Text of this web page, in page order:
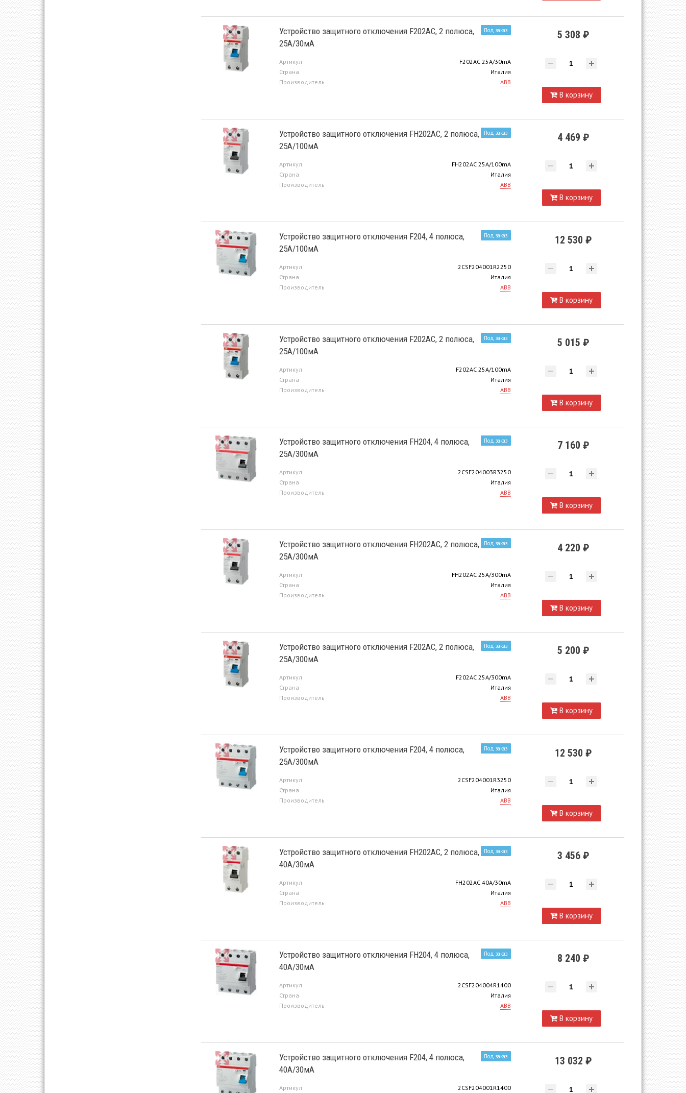
Под заказ
Устройство защитного отключения F202AC, 2 полюса,
25А/30мА
Артикул
F202AC 25A/30mA
Страна
Италия
Производитель
ABB
5 308 ₽
В корзину
Под заказ
Устройство защитного отключения FH202AC, 2 полюса,
25А/100мА
Артикул
FH202AC 25A/100mA
Страна
Италия
Производитель
ABB
4 469 ₽
В корзину
Под заказ
Устройство защитного отключения F204, 4 полюса,
25А/100мА
Артикул
2CSF204001R2250
Страна
Италия
Производитель
ABB
12 530 ₽
В корзину
Под заказ
Устройство защитного отключения F202AC, 2 полюса,
25А/100мА
Артикул
F202AC 25A/100mA
Страна
Италия
Производитель
ABB
5 015 ₽
В корзину
Под заказ
Устройство защитного отключения FH204, 4 полюса,
25А/300мА
Артикул
2CSF204003R3250
Страна
Италия
Производитель
ABB
7 160 ₽
В корзину
Под заказ
Устройство защитного отключения FH202AC, 2 полюса,
25А/300мА
Артикул
FH202AC 25A/300mA
Страна
Италия
Производитель
ABB
4 220 ₽
В корзину
Под заказ
Устройство защитного отключения F202AC, 2 полюса,
25А/300мА
Артикул
F202AC 25A/300mA
Страна
Италия
Производитель
ABB
5 200 ₽
В корзину
Под заказ
Устройство защитного отключения F204, 4 полюса,
25А/300мА
Артикул
2CSF204001R3250
Страна
Италия
Производитель
ABB
12 530 ₽
В корзину
Под заказ
Устройство защитного отключения FH202AC, 2 полюса,
40А/30мА
Артикул
FH202AC 40A/30mA
Страна
Италия
Производитель
ABB
3 456 ₽
В корзину
Под заказ
Устройство защитного отключения FH204, 4 полюса,
40А/30мА
Артикул
2CSF204004R1400
Страна
Италия
Производитель
ABB
8 240 ₽
В корзину
Под заказ
Устройство защитного отключения F204, 4 полюса,
40А/30мА
Артикул 2CSF204001R1400
13 032 ₽